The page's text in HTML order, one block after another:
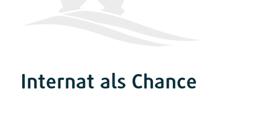
Internat als Chance